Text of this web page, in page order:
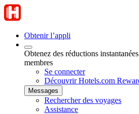
Obtenir l’appli
Obtenez des réductions
membres
Se connecter
Découvrir Hotels.com
Messages
Rechercher des voyages
Assistance